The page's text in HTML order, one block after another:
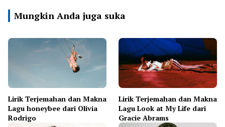
Mungkin Anda juga suka
Lirik Terjemahan dan Makna
Lagu honeybee dari Olivia
Rodrigo
Lirik Terjemahan dan Makna
Lagu Look at My Life dari
Gracie Abrams